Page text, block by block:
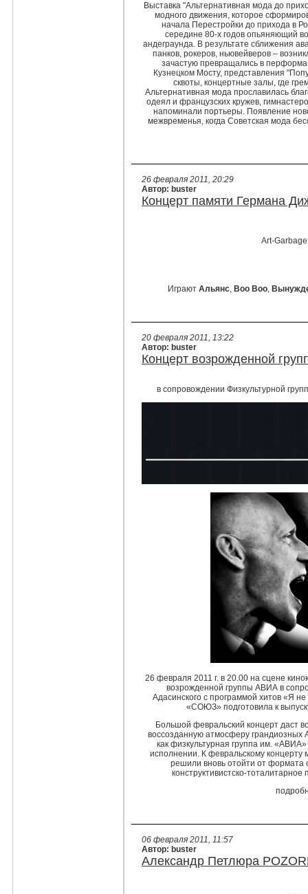
Выставка "Альтернативная мода до
модного движения, которое
начала Перестройки до прихода в
середине 80-х годов опьяняющий
андеграунда. В результате сближения
панков, рокеров, ньювейверов –
зачастую превращались в
Кузнецком Мосту, представления
сквоты, концертные залы, где
Альтернативная мода прославилась
одеял и французских кружев,
напоминали портьеры. Появление
межвременья, когда Советская мода
26 февраля 2011, 20:29
Автор: buster
Концерт памяти Германа
Art-
Играют Альянс, Boo Boo,
20 февраля 2011, 13:22
Автор: buster
Концерт возрожденной
в сопровождении Физкультурной
26 февраля 2011 г. в 20.00 на сцене
возрожденной группы АВИА в
Адасинского с программой хитов «Я
«СОЮЗ» подготовила к
Большой февральский концерт даст
воссозданную атмосферу грандиозных
как физкультурная группа им.
исполнении. К февральскому концерту
решили вновь отойти от формата
конструктивистско-тоталитарное
06 февраля 2011, 11:57
Автор: buster
Александр Петлюра